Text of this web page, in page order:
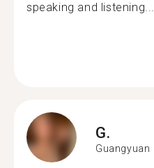
speaking and listening...
G.
Guangyuan